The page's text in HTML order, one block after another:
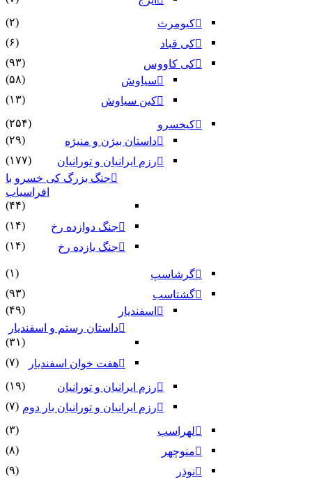
کیومرث
(۲)
کی قباد
(۶)
کی کاووس
(۹۳)
سیاوش
(۵۸)
کین سیاوش
(۱۳)
کیخسرو
(۲۵۴)
داستان بیژن و منیژه
(۲۹)
رزم ایرانیان و تورانیان
(۱۷۷)
جنگ بزرگ کی خسرو با
افراسیاب
(۴۴)
جنگ دوازده رخ
(۱۴)
جنگ یازده رخ
(۱۴)
گرشاسپ
(۱)
گشتاسب
(۹۳)
اسفندیار
(۴۹)
داستان رستم و اسفندیار
(۳۱)
هفت خوان اسفندیار
(۷)
رزم ایرانیان و تورانیان
(۱۹)
رزم ایرانیان و تورانیان بار دوم (۷)
لهراسب
(۳)
منوچهر
(۸)
نوذر
(۹)